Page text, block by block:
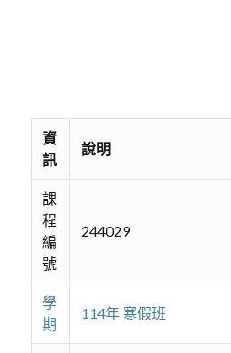
資
訊
說明
課
程
編
號
244029
學
期
114年 寒假班